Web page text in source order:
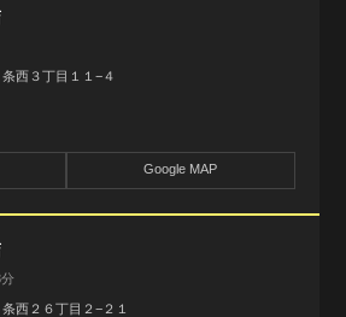
西３丁目１１−４
Google MAP
西２６丁目２−２１